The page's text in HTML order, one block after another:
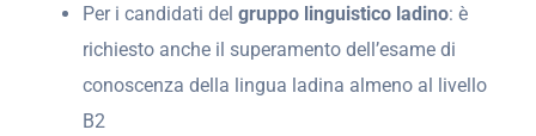
Per i candidati delgruppo linguistico ladino: è
richiesto anche il superamento dell’esame di
conoscenza della lingua ladina almeno al livello
B2